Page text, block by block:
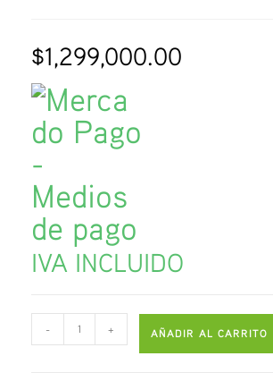
$1,299,000.00
IVA INCLUIDO
- + AÑADIR AL CARRITO